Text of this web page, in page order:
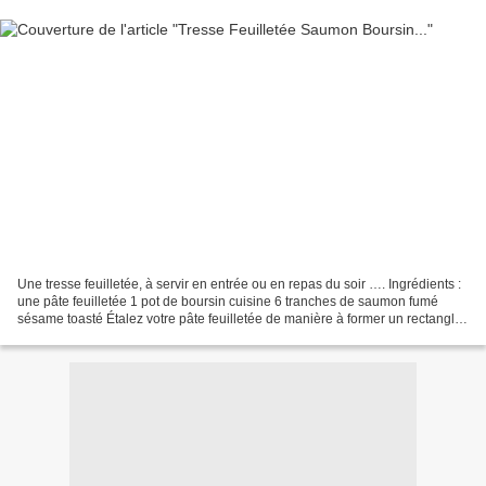
Une tresse feuilletée, à servir en entrée ou en repas du soir …. Ingrédients :
une pâte feuilletée 1 pot de boursin cuisine 6 tranches de saumon fumé
sésame toasté Étalez votre pâte feuilletée de manière à former un rectangle,